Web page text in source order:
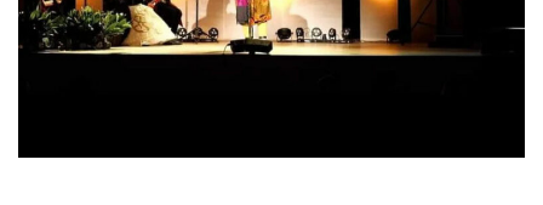
Illustration Spectacle